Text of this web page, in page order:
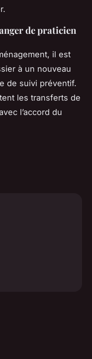
de praticien
il est
à un nouveau
de suivi préventif.
les transferts de
l’accord du